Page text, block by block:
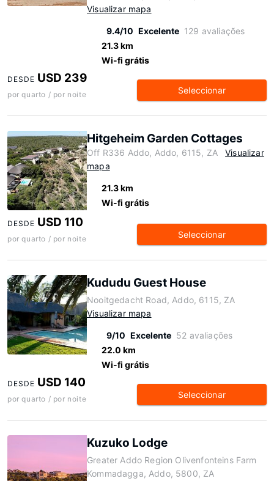
Visualizar mapa
9.4/10 Excelente 129 avaliações
21.3 km
Wi-fi grátis
DESDE USD 239
por quarto / por noite Seleccionar
Hitgeheim Garden Cottages
Off R336 Addo, Addo, 6115, ZA
Visualizar
mapa
21.3 km
Wi-fi grátis
DESDE USD 110
por quarto / por noite Seleccionar
Kududu Guest House
Nooitgedacht Road, Addo, 6115, ZA
Visualizar mapa
9/10 Excelente 52 avaliações
22.0 km
Wi-fi grátis
DESDE USD 140
por quarto / por noite Seleccionar
Kuzuko Lodge
Greater Addo Region Olivenfonteins Farm
Kommadagga, Addo, 5800, ZA